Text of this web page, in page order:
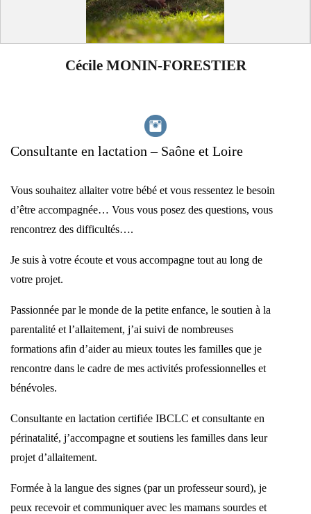
Cécile MONIN-FORESTIER
Consultante en lactation – Saône et Loire
Vous souhaitez allaiter votre bébé et vous ressentez le besoin
d’être accompagnée… Vous vous posez des questions, vous
rencontrez des difficultés….
Je suis à votre écoute et vous accompagne tout au long de
votre projet.
Passionnée par le monde de la petite enfance, le soutien à la
parentalité et l’allaitement, j’ai suivi de nombreuses
formations afin d’aider au mieux toutes les familles que je
rencontre dans le cadre de mes activités professionnelles et
bénévoles.
Consultante en lactation certifiée IBCLC et consultante en
périnatalité, j’accompagne et soutiens les familles dans leur
projet d’allaitement.
Formée à la langue des signes (par un professeur sourd), je
peux recevoir et communiquer avec les mamans sourdes et